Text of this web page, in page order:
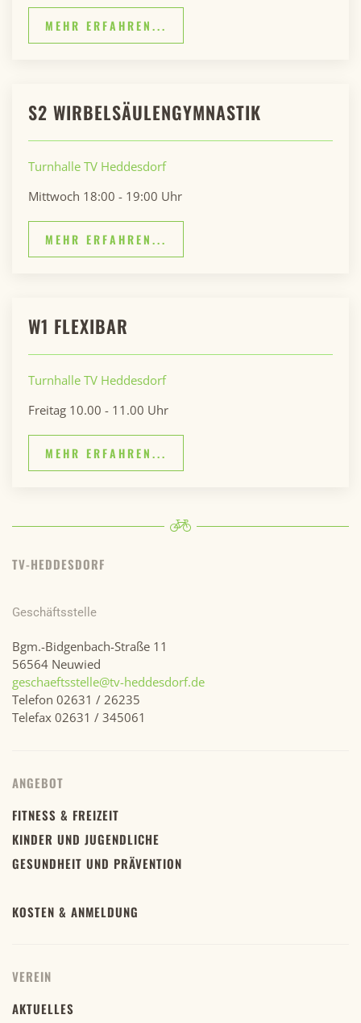
MEHR ERFAHREN...
S2 WIRBELSÄULENGYMNASTIK
Turnhalle TV Heddesdorf
Mittwoch 18:00 - 19:00 Uhr
MEHR ERFAHREN...
W1 FLEXIBAR
Turnhalle TV Heddesdorf
Freitag 10.00 - 11.00 Uhr
MEHR ERFAHREN...
TV-HEDDESDORF
Geschäftsstelle
Bgm.-Bidgenbach-Straße 11
56564 Neuwied
geschaeftsstelle@tv-heddesdorf.de
Telefon 02631 / 26235
Telefax 02631 / 345061
ANGEBOT
FITNESS & FREIZEIT
KINDER UND JUGENDLICHE
GESUNDHEIT UND PRÄVENTION
KOSTEN & ANMELDUNG
VEREIN
AKTUELLES